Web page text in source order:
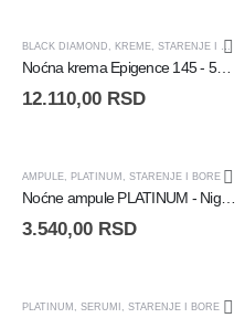
BLACK DIAMOND , KREME, STARENJE I BORE
Noćna krema Epigence 145 - 50 ml
12.110,00 RSD
AMPULE, PLATINUM , STARENJE I BORE
Noćne ampule PLATINUM - Night Renew - 10 ampula
3.540,00 RSD
PLATINUM , SERUMI , STARENJE I BORE